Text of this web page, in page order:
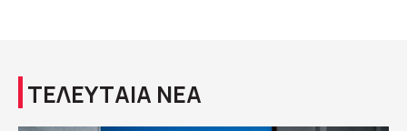
ΤΕΛΕΥΤΑΙΑ ΝΕΑ